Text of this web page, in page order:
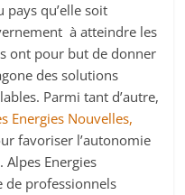
pays qu’elle soit
à atteindre les
ont pour but de donner
des solutions
. Parmi tant d’autre,
Energies Nouvelles,
favoriser l’autonomie
Energies
de professionnels